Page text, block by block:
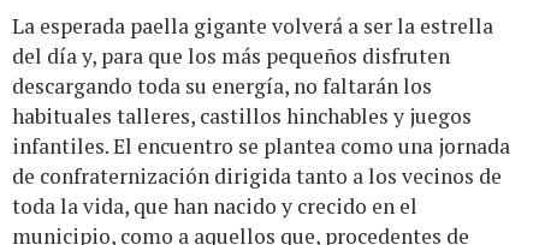
La esperada paella gigante volverá a ser la estrella
del día y, para que los más pequeños disfruten
descargando toda su energía, no faltarán los
habituales talleres, castillos hinchables y juegos
infantiles. El encuentro se plantea como una jornada
de confraternización dirigida tanto a los vecinos de
toda la vida, que han nacido y crecido en el
municipio, como a aquellos que, procedentes de